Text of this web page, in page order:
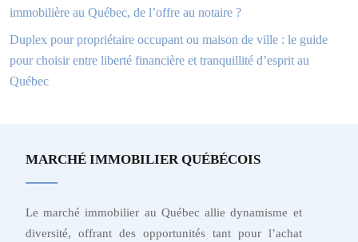
immobilière au Québec, de l’offre au notaire ?
Duplex pour propriétaire occupant ou maison de ville : le guide
pour choisir entre liberté financière et tranquillité d’esprit au
Québec
MARCHÉ IMMOBILIER QUÉBÉCOIS
Le marché immobilier au Québec allie dynamisme et
diversité, offrant des opportunités tant pour l’achat